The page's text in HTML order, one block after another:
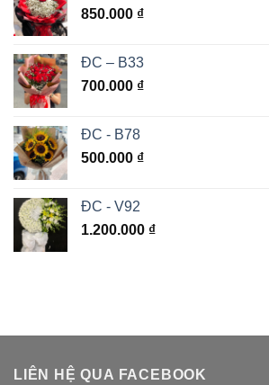
850.000 ₫
ĐC – B33
700.000 ₫
ĐC - B78
500.000 ₫
ĐC - V92
1.200.000 ₫
LIÊN HỆ QUA FACEBOOK